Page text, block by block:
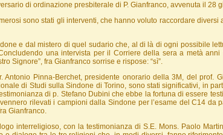
di ordinazione presbiterale di P. Gianfranco, avvenuta il 28
sono stati gli interventi, che hanno voluto raccordare
e dal mistero di quel sudario che, al di là di ogni possibile
una intervista per il Corriere della sera a metà
Signore”, fra Gianfranco sorrise e rispose: “sì”.
Antonio Pinna-Berchet, presidente onorario della 3M, del prof.
di Studi sulla Sindone di Torino, sono stati significativi, in
di p. Stefano Dubini che ebbe la fortuna di essere
rilevati i campioni dalla Sindone per l’esame del C14 da
Gianfranco.
interreligioso, con la testimonianza di S.E. Mons. Paolo